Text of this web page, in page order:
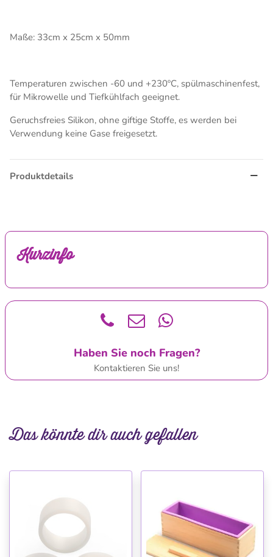
Maße: 33cm x 25cm x 50mm
Temperaturen zwischen -60 und +230ºC, spülmaschinenfest,
für Mikrowelle und Tiefkühlfach geeignet.
Geruchsfreies Silikon, ohne giftige Stoffe, es werden bei
Verwendung keine Gase freigesetzt.
Produktdetails
Kurzinfo
Haben Sie noch Fragen?
Kontaktieren Sie uns!
Das könnte dir auch gefallen